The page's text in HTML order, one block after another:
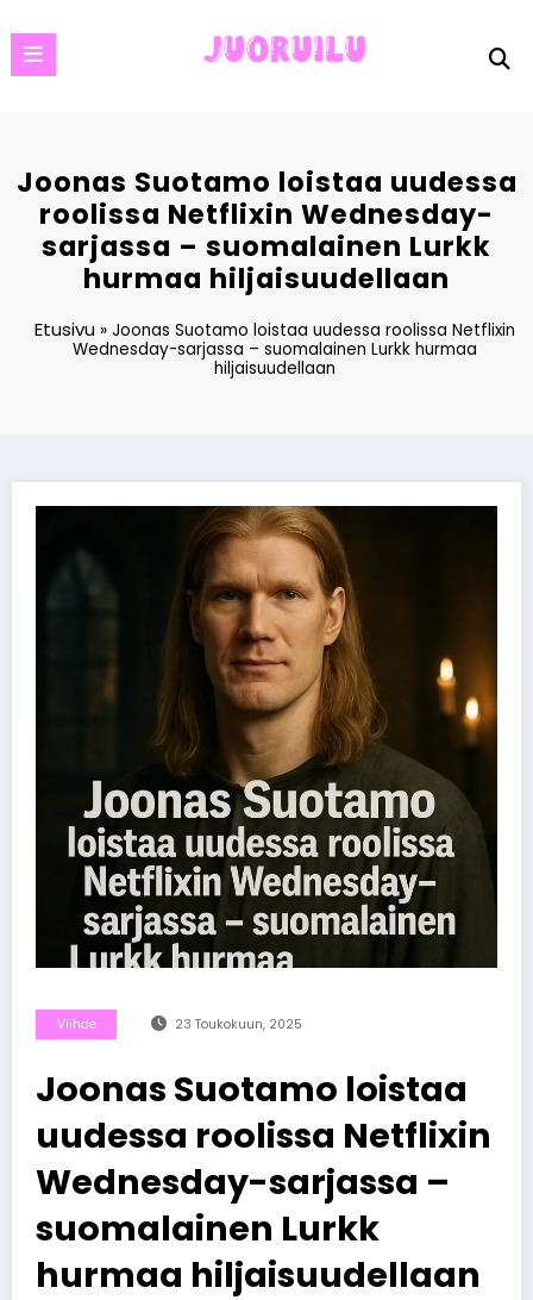
to
content
Joonas Suotamo loistaa uudessa
roolissa Netflixin Wednesday-
sarjassa – suomalainen Lurkk
hurmaa hiljaisuudellaan
Etusivu» Joonas Suotamo loistaa uudessa roolissa Netflixin
Wednesday-sarjassa – suomalainen Lurkk hurmaa
hiljaisuudellaan
Viihde 23 Toukokuun, 2025
Joonas Suotamo loistaa
uudessa roolissa Netflixin
Wednesday-sarjassa –
suomalainen Lurkk
hurmaa hiljaisuudellaan